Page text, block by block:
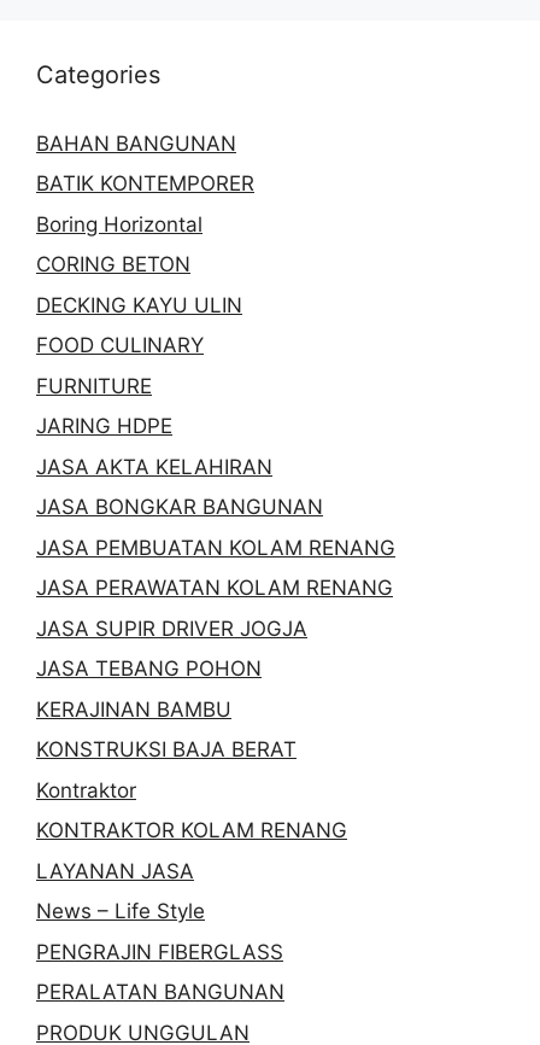
Categories
BAHAN BANGUNAN
BATIK KONTEMPORER
Boring Horizontal
CORING BETON
DECKING KAYU ULIN
FOOD CULINARY
FURNITURE
JARING HDPE
JASA AKTA KELAHIRAN
JASA BONGKAR BANGUNAN
JASA PEMBUATAN KOLAM RENANG
JASA PERAWATAN KOLAM RENANG
JASA SUPIR DRIVER JOGJA
JASA TEBANG POHON
KERAJINAN BAMBU
KONSTRUKSI BAJA BERAT
Kontraktor
KONTRAKTOR KOLAM RENANG
LAYANAN JASA
News – Life Style
PENGRAJIN FIBERGLASS
PERALATAN BANGUNAN
PRODUK UNGGULAN